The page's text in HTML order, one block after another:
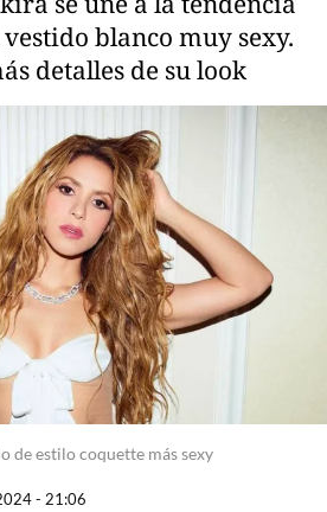
blanco muy sexy.
detalles de su look
de estilo coquette más sexy
- 21:06